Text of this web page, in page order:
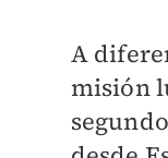
A
misión